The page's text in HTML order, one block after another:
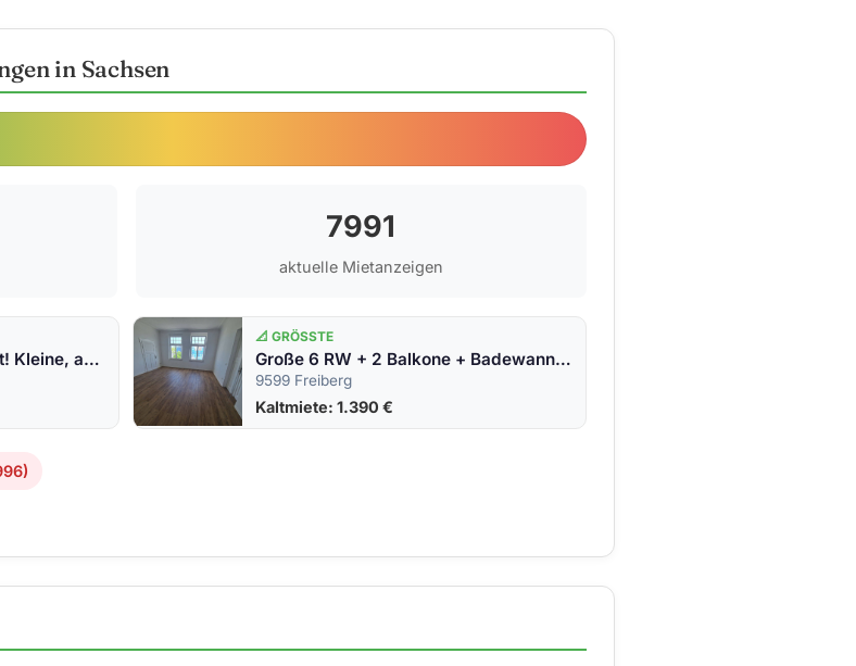
in Sachsen
7991
aktuelle Mietanzeigen
Auszubildende aufgepasst! Kleine, aber feine 1-Raumwohnung zu vermieten!
📐 GRÖSSTE
Große 6 RW + 2 Balkone + Badewanne + Dusche + Fußbodenheizung + frisch saniert
9599 Freiberg
Kaltmiete: 1.390 €